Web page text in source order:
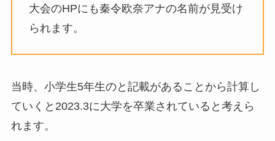
大会のHPにも秦令欧奈アナの名前が見受け
られます。
当時、小学生5年生のと記載があることから計算し
ていくと2023.3に大学を卒業されていると考えら
れます。